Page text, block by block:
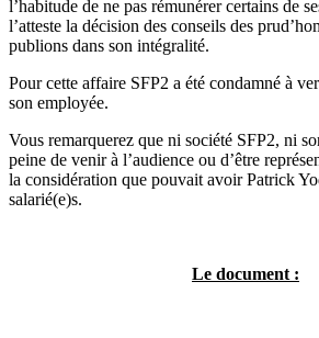
l’habitude de ne pas rémunérer certains de
l’atteste la décision des conseils des
publions dans son intégralité.
Pour cette affaire SFP2 a été condamné à
son employée.
Vous remarquerez que ni société SFP2, ni
peine de venir à l’audience ou d’être
la considération que pouvait avoir Patrick
salarié(e)s.
Le document :